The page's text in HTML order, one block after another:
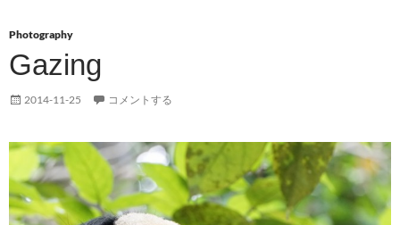
Photography
Gazing
2014-11-25 コメントする